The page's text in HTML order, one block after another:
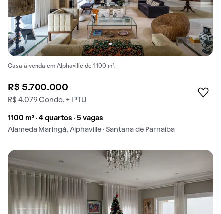
Casa à venda em Alphaville de 1100 m².
R$ 5.700.000
R$ 4.079 Condo. + IPTU
1100 m² · 4 quartos · 5 vagas
Alameda Maringá, Alphaville · Santana de Parnaíba